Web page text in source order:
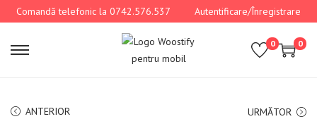
Comandă telefonic la 0742.576.537 Autentificare/Înregistrare
0 0
ANTERIOR URMĂTOR